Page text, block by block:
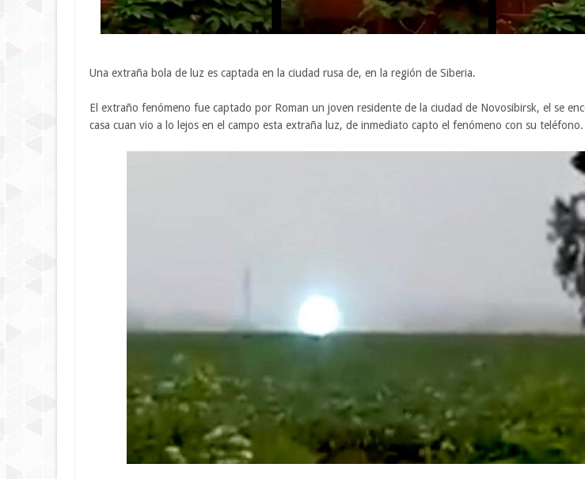
Una extraña bola de luz es captada en la ciudad rusa de, en la región de Siberia.
El extraño fenómeno fue captado por Roman un joven residente de la ciudad de Novosibirsk, el se
casa cuan vio a lo lejos en el campo esta extraña luz, de inmediato capto el fenómeno con su teléfono.